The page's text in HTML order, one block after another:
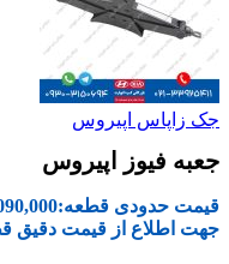
جک زاپاس اپیروس
جعبه فیوز اپیروس
قیمت حدودی قطعه:
جهت اطلاع از قیمت دقیق